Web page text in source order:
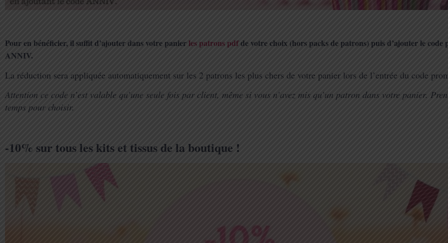
Pour en bénéficier, il suffit d’ajouter dans votre panierles patrons pdfde votre choix (hors packs de patrons) puis d’ajouter le code
ANNIV.
La réduction sera appliquée automatiquement sur les 2 patrons les plus chers de votre panier lors de l’entrée du code
Attention ce code n’est valable qu’une seule fois par client, même si vous n’avez mis qu’un patron dans votre panier.
temps pour choisir.
-10% sur tous les kits et tissus de la boutique !